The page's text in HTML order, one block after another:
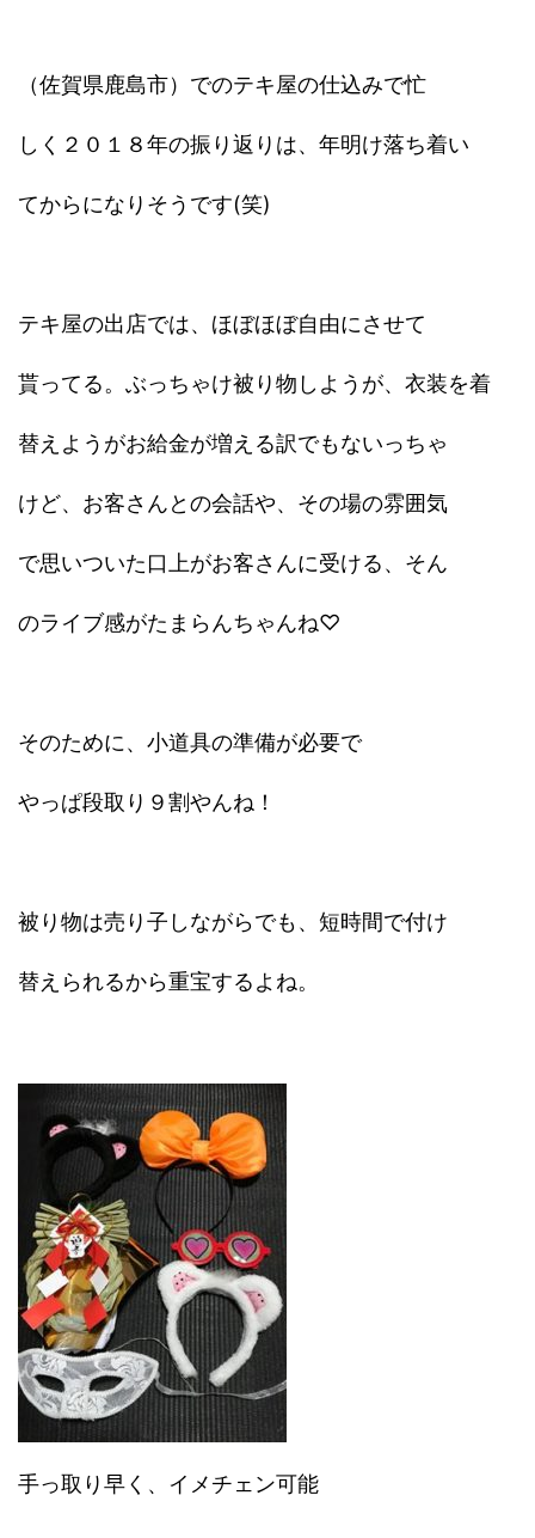
（佐賀県鹿島市）でのテキ屋の仕込みで忙
しく２０１８年の振り返りは、年明け落ち着い
てからになりそうです(笑)
テキ屋の出店では、ほぼほぼ自由にさせて
貰ってる。ぶっちゃけ被り物しようが、衣装を着
替えようがお給金が増える訳でもないっちゃ
けど、お客さんとの会話や、その場の雰囲気
で思いついた口上がお客さんに受ける、そん
のライブ感がたまらんちゃんね♡
そのために、小道具の準備が必要で
やっぱ段取り９割やんね！
被り物は売り子しながらでも、短時間で付け
替えられるから重宝するよね。
手っ取り早く、イメチェン可能